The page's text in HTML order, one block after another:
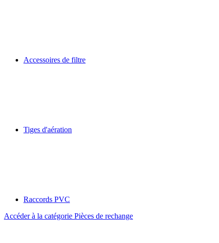
Accessoires de filtre
Tiges d'aération
Raccords PVC
Accéder à la catégorie Pièces de rechange